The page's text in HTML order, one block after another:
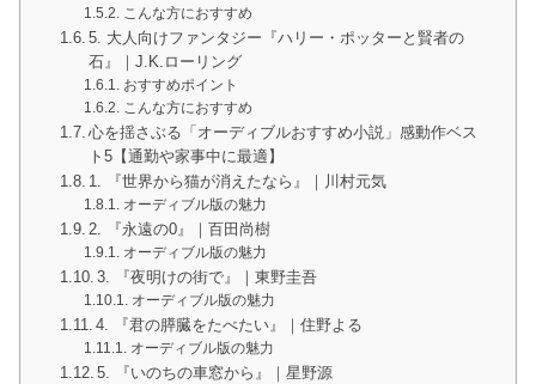
こんな方におすすめ
5. 大人向けファンタジー『ハリー・ポッターと賢者の
石』｜J.K.ローリング
おすすめポイント
こんな方におすすめ
心を揺さぶる「オーディブルおすすめ小説」感動作ベス
ト5【通勤や家事中に最適】
1. 『世界から猫が消えたなら』｜川村元気
オーディブル版の魅力
2. 『永遠の0』｜百田尚樹
オーディブル版の魅力
3. 『夜明けの街で』｜東野圭吾
オーディブル版の魅力
4. 『君の膵臓をたべたい』｜住野よる
オーディブル版の魅力
5. 『いのちの車窓から』｜星野源